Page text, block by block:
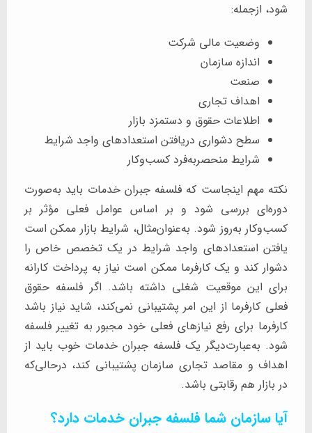
شود، ازجمله:
وضعیت مالی شرکت
اندازه سازمان
صنعت
اهداف تجاری
اطلاعات حقوق و دستمزد بازار
سطح دشواری دریافتن استعدادهای واجد شرایط
شرایط منحصربه‌فرد کسب‌وکار
نکته مهم اینجاست که فلسفه جبران خدمات باید به‌صورت
دوره‌ای بررسی شود و بر اساس عوامل فعلی مؤثر بر
کسب‌وکار به‌روز شود. به‌عنوان‌مثال، شرایط بازار ممکن است
یافتن استعدادهای واجد شرایط در یک تخصص خاص را
دشوار کند و یک کارفرما ممکن است نیاز به پرداخت کارانه
برای این موقعیت شغلی داشته باشد. اگر فلسفه حقوق
فعلی کارفرما از این امر پشتیبانی نمی‌کند، شاید نیاز باشد
کارفرما برای رفع نیازهای فعلی خود مجبور به تغییر فلسفه
شود. به‌عبارت‌دیگر یک فلسفه جبران خدمات خوب باید از
اهداف و مقاصد تجاری سازمان پشتیبانی کند، درحالی‌که
در بازار هم رقابتی باشد.
آیا سازمان شما فلسفه جبران خدمات دارد؟